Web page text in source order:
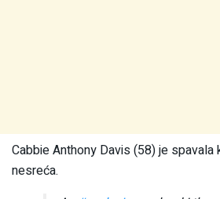
Cabbie Anthony Davis (58) je
nesreća.